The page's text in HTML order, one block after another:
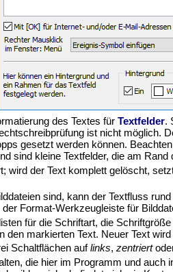
des Textes fürTextfelder.
ist nicht möglich.
gesetzt werden können.
sind kleine Textfelder, die am
wird der Text komplett gelöscht,
sind, kann der Textfluss
Format-Werkzeugleiste für
für die Schriftart, die
den markierten Text. Neuer Text
Schaltflächen auflinks,zentriert
die hier im Programm und auch